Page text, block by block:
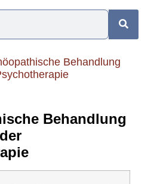
Behandlung
Behandlung